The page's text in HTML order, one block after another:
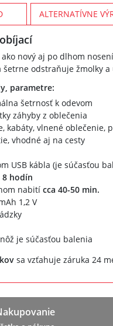
ALTERNATÍVNE
nový aj po dlhom
odstraňuje žmolky a
parametre:
šetrnosť k odevom
záhyby z oblečenia
kabáty, vlnené oblečenie,
vhodné aj na cesty
USB kábla (je súčasťou
hodín
nabití cca 40-50 min.
1,2 V
je súčasťou balenia
sa vzťahuje záruka 24